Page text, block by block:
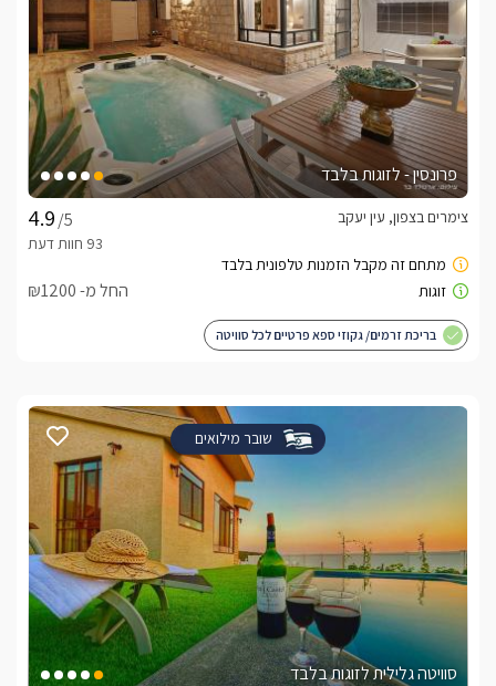
פרונסין - לזוגות בלבד
/5
צימרים בצפון, עין יעקב
החל מ- ₪1200
בריכת זרמים/ גקוזי ספא פרטיים לכל סוויטה
שובר מילואים
סוויטה גלילית לזוגות בלבד